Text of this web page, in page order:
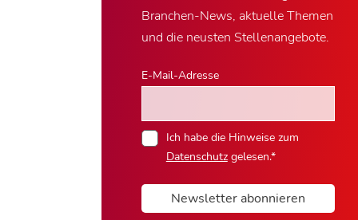
Branchen-News, aktuelle Themen
und die neusten Stellenangebote.
E-Mail-Adresse
Ich habe die Hinweise zum
Datenschutzgelesen.*
Newsletter abonnieren